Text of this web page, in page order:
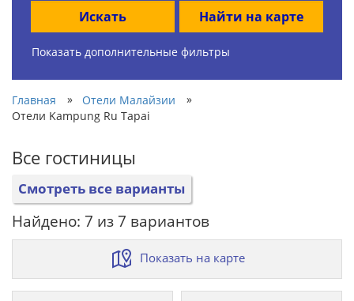
Искать Найти на карте
Показать дополнительные фильтры
Главная » Отели Малайзии
»
Отели Kampung Ru Tapai
Все гостиницы
Смотреть все варианты
Найдено: 7 из 7 вариантов
Показать на карте